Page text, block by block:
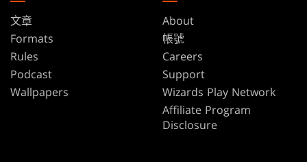
文章
Formats
Rules
Podcast
Wallpapers
About
帳號
Careers
Support
Wizards Play Network
Affiliate Program
Disclosure